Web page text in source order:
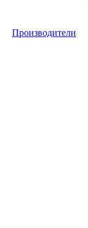
Производители